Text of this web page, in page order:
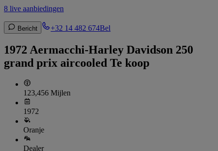
8 live aanbiedingen
Bericht +32 14 482 674Bel
1972 Aermacchi-Harley Davidson 250
grand prix aircooled Te koop
123,456 Mijlen
1972
Oranje
Dealer